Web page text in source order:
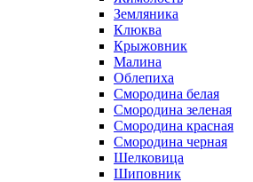
Земляника
Клюква
Крыжовник
Малина
Облепиха
Смородина белая
Смородина зеленая
Смородина красная
Смородина черная
Шелковица
Шиповник